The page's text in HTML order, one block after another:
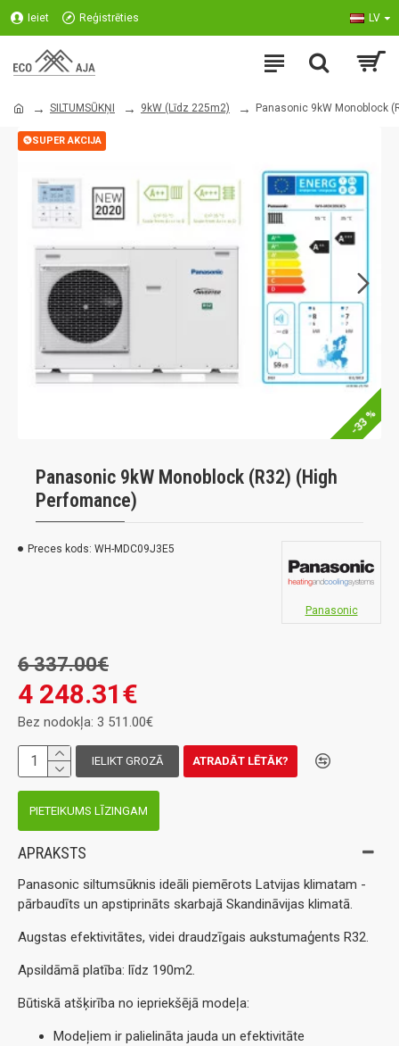
Ieiet Reģistrēties LV
SILTUMSŪKŅI 9kW (Līdz 225m2) Panasonic 9kW Monoblock
SUPER AKCIJA
-33 %
Panasonic 9kW Monoblock (R32) (High
Perfomance)
Preces kods: WH-MDC09J3E5
Panasonic
4 248.31€
6 337.00€
Bez nodokļa: 3 511.00€
IELIKT GROZĀ ATRADĀT LĒTĀK?
PIETEIKUMS LĪZINGAM
APRAKSTS
Panasonic siltumsūknis ideāli piemērots Latvijas klimatam -
pārbaudīts un apstiprināts skarbajā Skandināvijas klimatā.
Augstas efektivitātes, videi draudzīgais aukstumaģents R32.
Apsildāmā platība: līdz 190m2.
Būtiskā atšķirība no iepriekšējā modeļa:
Modeļiem ir palielināta jauda un efektivitāte